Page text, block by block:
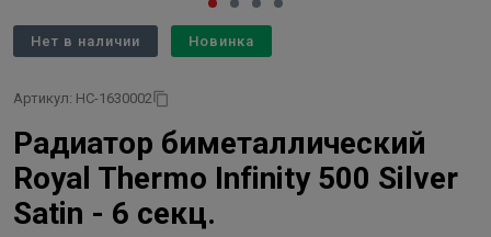
Нет в наличии Новинка
Артикул: НС-1630002
Радиатор биметаллический
Royal Thermo Infinity 500 Silver
Satin - 6 секц.